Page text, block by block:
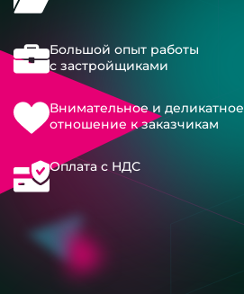
Большой опыт работы
с застройщиками
Внимательное и деликатное
отношение к заказчикам
Оплата с НДС